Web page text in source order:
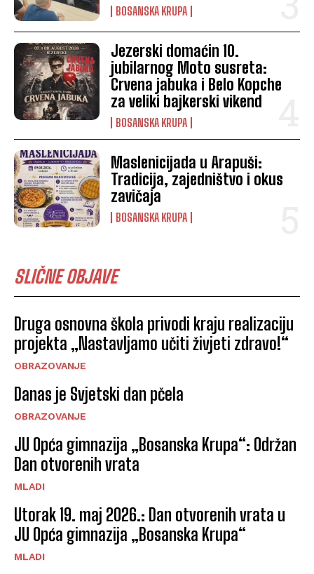
BOSANSKA KRUPA
Jezerski domaćin 10.
jubilarnog Moto susreta:
Crvena jabuka i Belo Kopche
za veliki bajkerski vikend
BOSANSKA KRUPA
Maslenicijada u Arapuši:
Tradicija, zajedništvo i okus
zavičaja
BOSANSKA KRUPA
SLIČNE OBJAVE
Druga osnovna škola privodi kraju realizaciju
projekta „Nastavljamo učiti živjeti zdravo!“
OBRAZOVANJE
Danas je Svjetski dan pčela
OBRAZOVANJE
JU Opća gimnazija „Bosanska Krupa“: Održan
Dan otvorenih vrata
MLADI
Utorak 19. maj 2026.: Dan otvorenih vrata u
JU Opća gimnazija „Bosanska Krupa“
MLADI